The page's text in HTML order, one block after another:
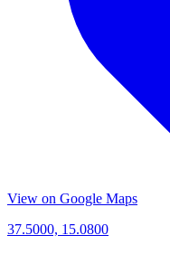
View on Google Maps
37.5000, 15.0800